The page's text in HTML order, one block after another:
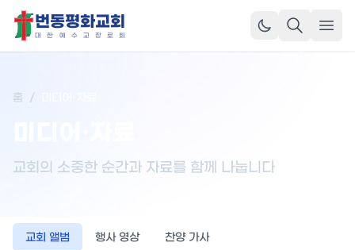
번동평화교회
대 한 예 수 교 장 로 회
메뉴
홈 /
교회의 소중한 순간과 자료를 함께 나눕니다
교회 앨범 행사 영상 찬양 가사